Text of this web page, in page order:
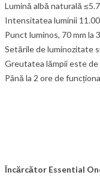
Lumină albă naturală
Intensitatea luminii
Punct luminos, 70 mm la
Setările de luminozitate
Greutatea lămpii este de
Până la 2 ore de
Încărcător Essential